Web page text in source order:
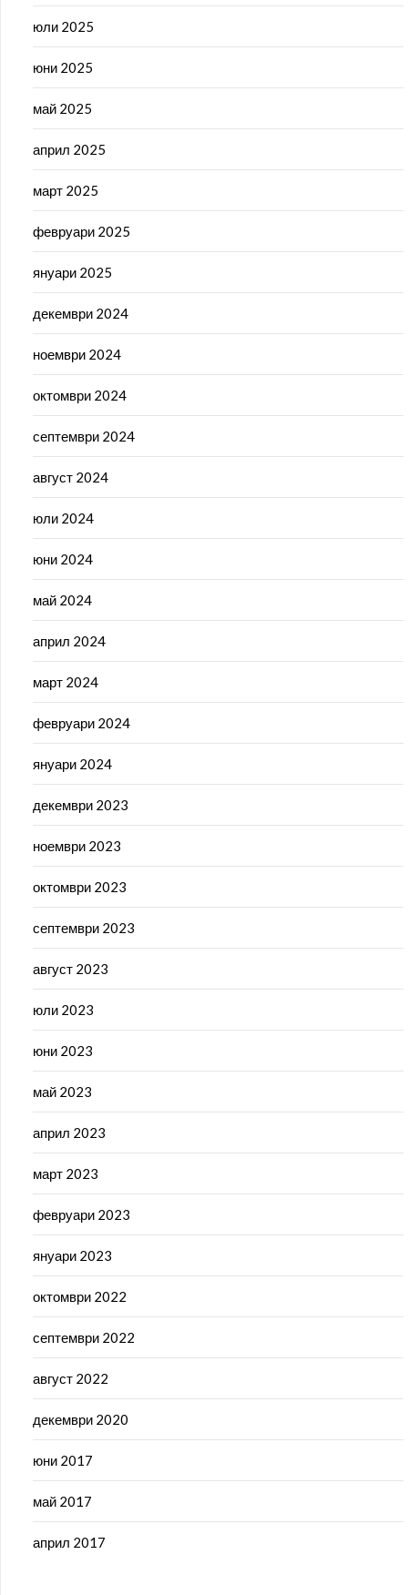
юли 2025
юни 2025
май 2025
април 2025
март 2025
февруари 2025
януари 2025
декември 2024
ноември 2024
октомври 2024
септември 2024
август 2024
юли 2024
юни 2024
май 2024
април 2024
март 2024
февруари 2024
януари 2024
декември 2023
ноември 2023
октомври 2023
септември 2023
август 2023
юли 2023
юни 2023
май 2023
април 2023
март 2023
февруари 2023
януари 2023
октомври 2022
септември 2022
август 2022
декември 2020
юни 2017
май 2017
април 2017